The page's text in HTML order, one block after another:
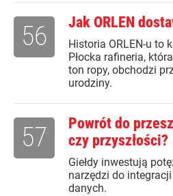
Jak ORLEN
Historia ORLEN-u to
Płocka rafineria,
ton ropy, obchodzi
urodziny.
56
Powrót do
czy przyszłości?
Giełdy inwestują
narzędzi do
danych.
57